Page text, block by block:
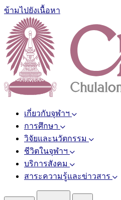
ข้ามไปยังเนื้อหา
เกี่ยวกับจุฬาฯ
การศึกษา
วิจัยและนวัตกรรม
ชีวิตในจุฬาฯ
บริการสังคม
สาระความรู้และข่าวสาร